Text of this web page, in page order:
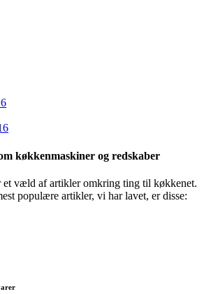
køkkenmaskiner og redskaber
et væld af artikler omkring ting til køkkenet.
populære artikler, vi har lavet, er disse: